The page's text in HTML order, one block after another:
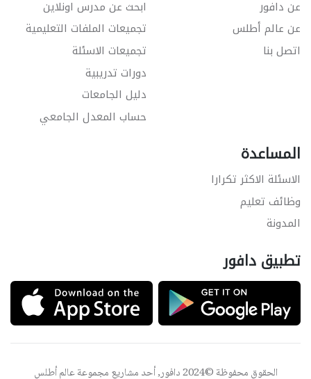
عن دافور
عن عالم أطلس
اتصل بنا
ابحث عن مدرس اونلاين
تجميعات الملفات التعليمية
تجميعات الاسئلة
دورات تدريبية
دليل الجامعات
حساب المعدل الجامعي
المساعدة
الاسئلة الاكثر تكرارا
وظائف تعليم
المدونة
تطبيق دافور
الحقوق محفوظة ©2024 دافور, أحد مشاريع مجموعة عالم أطلس